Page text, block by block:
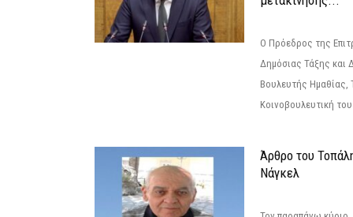
Ο Πρόεδρος της
Δημόσιας Τάξης και
Βουλευτής
Κοινοβουλευτική
Άρθρο του
Νάγκελ